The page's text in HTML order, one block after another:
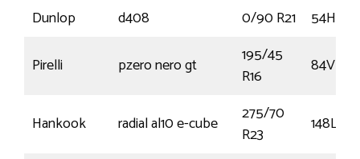
Dunlop
d408 0/90 R21
54H
Pirelli
pzero nero gt
195/45
R16
84V
Hankook radial al10 e-cube
275/70
R23
148L